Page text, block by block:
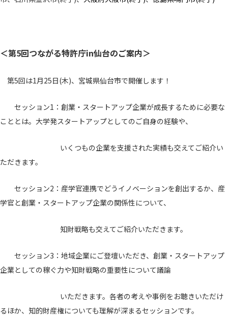
＜第5回つながる特許庁in仙台のご案内＞
第5回は1月25日(木)、宮城県仙台市で開催します！
セッション1：創業・スタートアップ企業が成長するために必要な
こととは。大学発スタートアップとしてのご自身の経験や、
いくつもの企業を支援された実績も交えてご紹介い
ただきます。
セッション2：産学官連携でどうイノベーションを創出するか、産
学官と創業・スタートアップ企業の関係性について、
知財戦略も交えてご紹介いただきます。
セッション3：地域企業にご登壇いただき、創業・スタートアップ
企業としての稼ぐ力や知財戦略の重要性について議論
いただきます。各者の考えや事例をお聴きいただけ
るほか、知的財産権についても理解が深まるセッションです。